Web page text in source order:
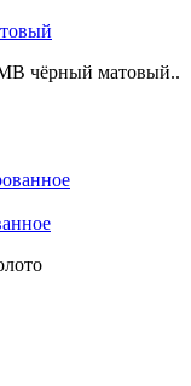
чёрный матовый..